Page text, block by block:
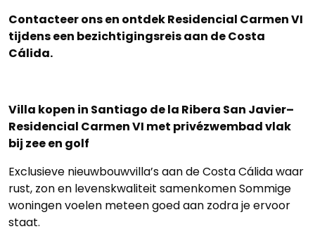
Contacteer ons en ontdek Residencial Carmen VI
tijdens een bezichtigingsreis aan de Costa
Cálida.
Villa kopen in Santiago de la Ribera San Javier–
Residencial Carmen VI met privézwembad vlak
bij zee en golf
Exclusieve nieuwbouwvilla’s aan de Costa Cálida waar
rust, zon en levenskwaliteit samenkomen Sommige
woningen voelen meteen goed aan zodra je ervoor
staat.